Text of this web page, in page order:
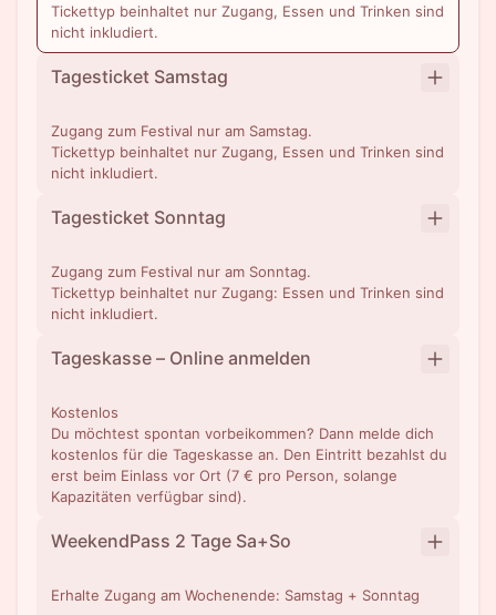
Tickettyp beinhaltet nur Zugang, Essen und Trinken sind
nicht inkludiert.
Tagesticket Samstag
Zugang zum Festival nur am Samstag.
Tickettyp beinhaltet nur Zugang, Essen und Trinken sind
nicht inkludiert.
Tagesticket Sonntag
Zugang zum Festival nur am Sonntag.
Tickettyp beinhaltet nur Zugang: Essen und Trinken sind
nicht inkludiert.
Tageskasse – Online anmelden
Kostenlos
Du möchtest spontan vorbeikommen? Dann melde dich
kostenlos für die Tageskasse an. Den Eintritt bezahlst du
erst beim Einlass vor Ort (7 € pro Person, solange
Kapazitäten verfügbar sind).
WeekendPass 2 Tage Sa+So
Erhalte Zugang am Wochenende: Samstag + Sonntag